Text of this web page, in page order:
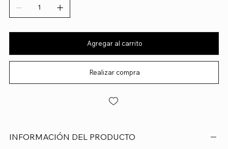
Agregar al carrito
Realizar compra
INFORMACIÓN DEL PRODUCTO